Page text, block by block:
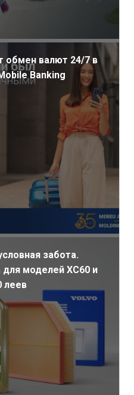
обмен валют 24/7 в
Banking
забота.
моделей XC60 и
леев